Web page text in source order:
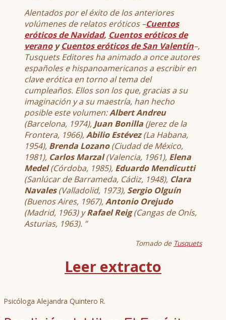
Alentados por el éxito de los anteriores
volúmenes de relatos eróticos –Cuentos
eróticos de Navidad, Cuentos eróticos de
veranoyCuentos eróticos de San Valentín–,
Tusquets Editores ha animado a once autores
españoles e hispanoamericanos a escribir en
clave erótica en torno al tema del
cumpleaños. Ellos son los que, gracias a su
imaginación y a su maestría, han hecho
posible este volumen:Albert Andreu
(Barcelona, 1974), Juan Bonilla (Jerez de la
Frontera, 1966),Abilio Estévez(La Habana,
1954), Brenda Lozano(Ciudad de México,
1981), Carlos Marzal(Valencia, 1961), Elena
Medel(Córdoba, 1985), Eduardo Mendicutti
(Sanlúcar de Barrameda, Cádiz, 1948), Clara
Navales(Valladolid, 1973), Sergio Olguín
(Buenos Aires, 1967),Antonio Orejudo
(Madrid, 1963) yRafael Reig(Cangas de Onís,
Asturias, 1963). ”
Tomado de Tusquets
Leer extracto
Psicóloga Alejandra Quintero R.